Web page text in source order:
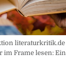
literaturkritik.de
im Frame lesen: